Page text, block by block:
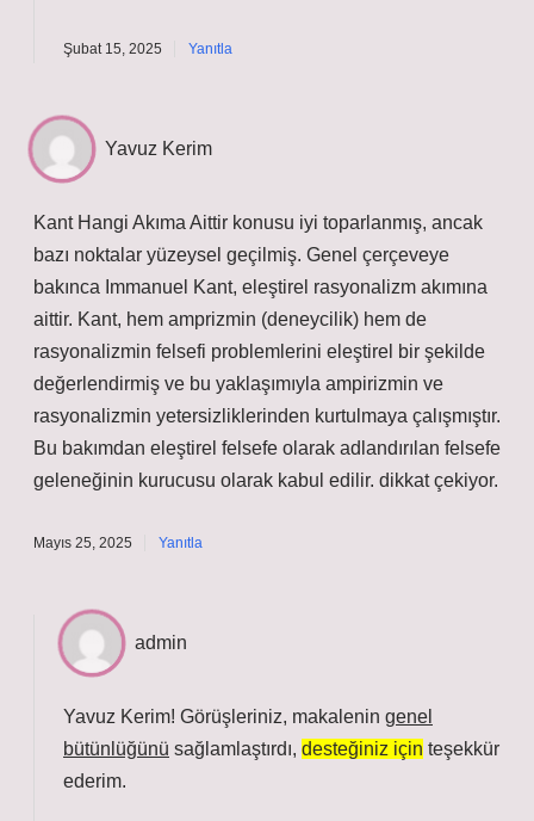
Şubat 15, 2025 Yanıtla
Yavuz Kerim
Kant Hangi Akıma Aittir konusu iyi toparlanmış, ancak
bazı noktalar yüzeysel geçilmiş. Genel çerçeveye
bakınca Immanuel Kant, eleştirel rasyonalizm akımına
aittir. Kant, hem amprizmin (deneycilik) hem de
rasyonalizmin felsefi problemlerini eleştirel bir şekilde
değerlendirmiş ve bu yaklaşımıyla ampirizmin ve
rasyonalizmin yetersizliklerinden kurtulmaya çalışmıştır.
Bu bakımdan eleştirel felsefe olarak adlandırılan felsefe
geleneğinin kurucusu olarak kabul edilir. dikkat çekiyor.
Mayıs 25, 2025 Yanıtla
admin
Yavuz Kerim! Görüşleriniz, makalenin genel
bütünlüğünü sağlamlaştırdı, desteğiniz için teşekkür
ederim.